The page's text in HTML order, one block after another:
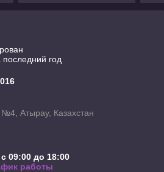
год
Атырау, Казахстан
09:00 до 18:00
работы